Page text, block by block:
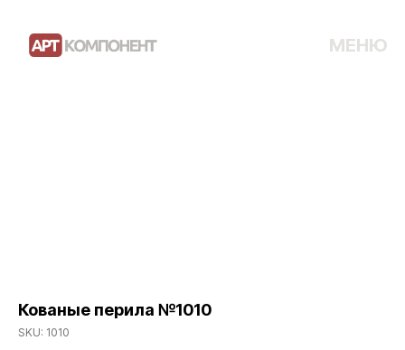
МЕНЮ
Кованые перила №1010
SKU: 1010